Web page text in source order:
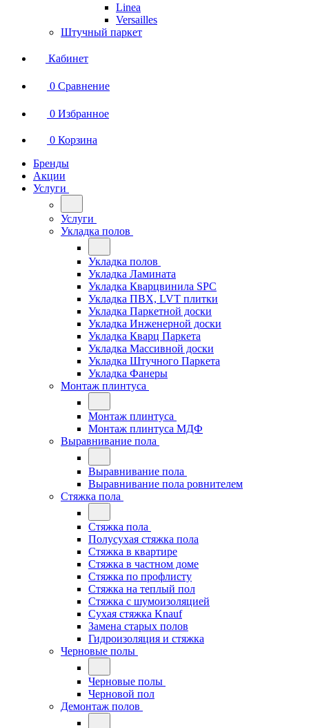
Linea
Versailles
Штучный паркет
Кабинет
0 Сравнение
0 Избранное
0 Корзина
Бренды
Акции
Услуги
Услуги
Укладка полов
Укладка полов
Укладка Ламината
Укладка Кварцвинила SPC
Укладка ПВХ, LVT плитки
Укладка Паркетной доски
Укладка Инженерной доски
Укладка Кварц Паркета
Укладка Массивной доски
Укладка Штучного Паркета
Укладка Фанеры
Монтаж плинтуса
Монтаж плинтуса
Монтаж плинтуса МДФ
Выравнивание пола
Выравнивание пола
Выравнивание пола ровнителем
Стяжка пола
Стяжка пола
Полусухая стяжка пола
Стяжка в квартире
Стяжка в частном доме
Стяжка по профлисту
Стяжка на теплый пол
Стяжка с шумоизоляцией
Сухая стяжка Knauf
Замена старых полов
Гидроизоляция и стяжка
Черновые полы
Черновые полы
Черновой пол
Демонтаж полов